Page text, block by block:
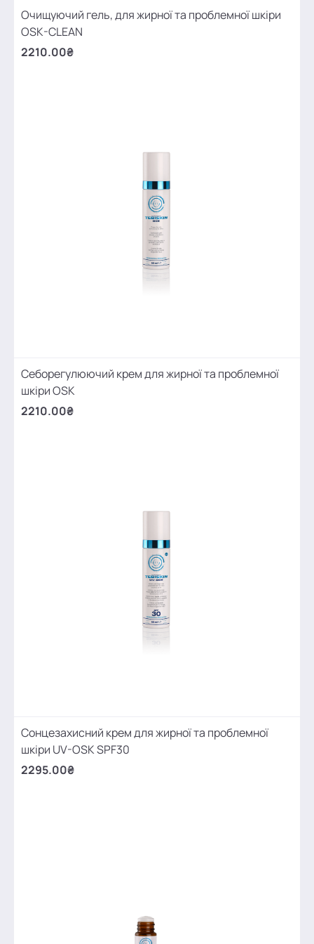
Очищуючий гель, для жирної та проблемної шкіри
OSK-CLEAN
2210.00₴
Себорегулюючий крем для жирної та проблемної
шкіри OSK
2210.00₴
Сонцезахисний крем для жирної та проблемної
шкіри UV-OSK SPF30
2295.00₴